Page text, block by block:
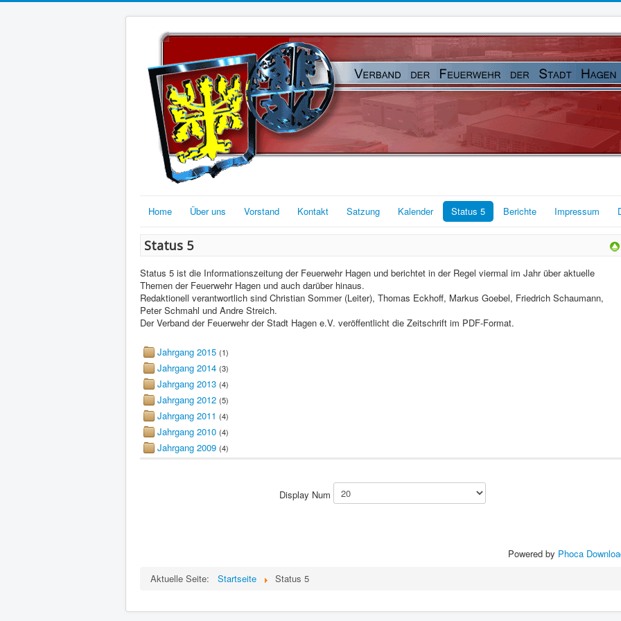
Home Über uns Vorstand Kontakt Satzung Kalender Status 5 Berichte Impressum
Status 5
Status 5 ist die Informationszeitung der Feuerwehr Hagen und berichtet in der Regel viermal im Jahr über aktuelle
Themen der Feuerwehr Hagen und auch darüber hinaus.
Redaktionell verantwortlich sind Christian Sommer (Leiter), Thomas Eckhoff, Markus Goebel, Friedrich Schaumann,
Peter Schmahl und Andre Streich.
Der Verband der Feuerwehr der Stadt Hagen e.V. veröffentlicht die Zeitschrift im PDF-Format.
Jahrgang 2015 (1)
Jahrgang 2014 (3)
Jahrgang 2013 (4)
Jahrgang 2012 (5)
Jahrgang 2011 (4)
Jahrgang 2010 (4)
Jahrgang 2009 (4)
Display Num
Powered by Phoca
Aktuelle Seite:
Startseite Status 5